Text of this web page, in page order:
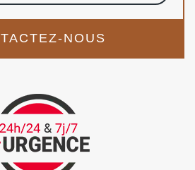
NOUS